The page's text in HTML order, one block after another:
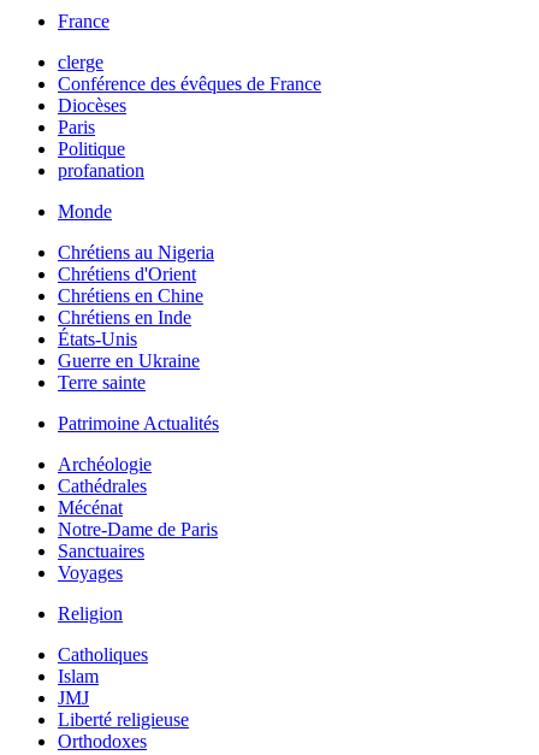
France
clerge
Conférence des évêques de France
Diocèses
Paris
Politique
profanation
Monde
Chrétiens au Nigeria
Chrétiens d'Orient
Chrétiens en Chine
Chrétiens en Inde
États-Unis
Guerre en Ukraine
Terre sainte
Patrimoine Actualités
Archéologie
Cathédrales
Mécénat
Notre-Dame de Paris
Sanctuaires
Voyages
Religion
Catholiques
Islam
JMJ
Liberté religieuse
Orthodoxes